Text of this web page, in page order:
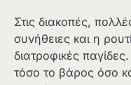
Στις διακοπές,
συνήθειες και η
διατροφικές
τόσο το βάρος όσο